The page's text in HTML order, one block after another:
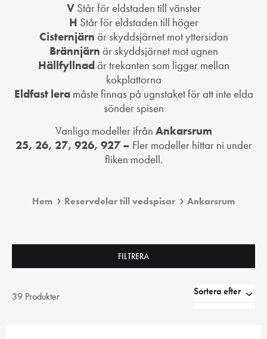
VStår för eldstaden till vänster
H Står för eldstaden till höger
Cisternjärn är skyddsjärnet mot yttersidan
Brännjärn är skyddsjärnet mot ugnen
Hällfyllnadär trekanten som ligger mellan
kokplattorna
Eldfast leramåste finnas på ugnstaket för att inte elda
sönder spisen
Vanliga modeller ifrån Ankarsrum
25, 26, 27, 926, 927– Fler modeller hittar ni under
fliken modell.
Hem Reservdelar till vedspisar Ankarsrum
39 Produkter Sortera efter
FILTRERA